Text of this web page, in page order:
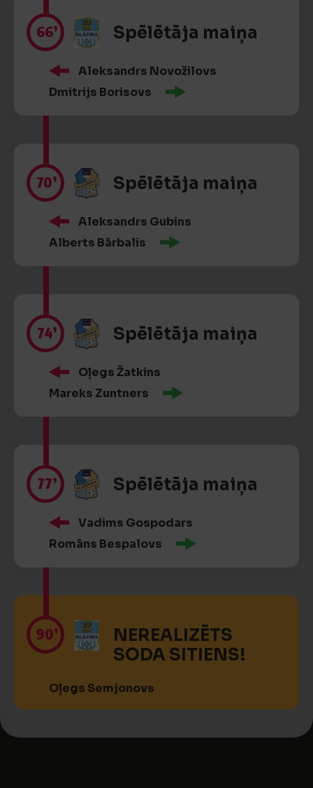
66’ Spēlētāja maiņa
Aleksandrs Novožilovs
Dmitrijs Borisovs
70’ Spēlētāja maiņa
Aleksandrs Gubins
Alberts Bārbalis
74’ Spēlētāja maiņa
Oļegs Žatkins
Mareks Zuntners
77’ Spēlētāja maiņa
Vadims Gospodars
Romāns Bespalovs
90’
NEREALIZĒTS
SODA SITIENS!
Oļegs Semjonovs